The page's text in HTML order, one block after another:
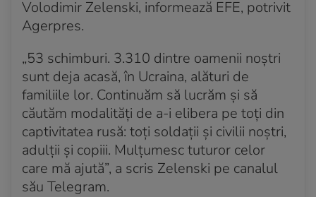
Volodimir Zelenski, informează EFE, potrivit
Agerpres.
„53 schimburi. 3.310 dintre oamenii noştri
sunt deja acasă, în Ucraina, alături de
familiile lor. Continuăm să lucrăm şi să
căutăm modalităţi de a-i elibera pe toţi din
captivitatea rusă: toţi soldaţii şi civilii noştri,
adulţii şi copiii. Mulţumesc tuturor celor
care mă ajută”, a scris Zelenski pe canalul
său Telegram.